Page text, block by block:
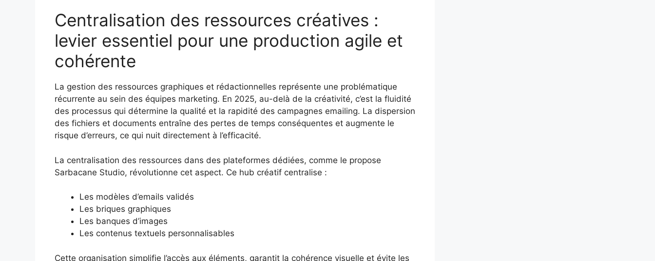
Centralisation des ressources créatives :
levier essentiel pour une production agile et
cohérente
La gestion des ressources graphiques et rédactionnelles représente une problématique
récurrente au sein des équipes marketing. En 2025, au-delà de la créativité, c’est la fluidité
des processus qui détermine la qualité et la rapidité des campagnes emailing. La dispersion
des fichiers et documents entraîne des pertes de temps conséquentes et augmente le
risque d’erreurs, ce qui nuit directement à l’efficacité.
La centralisation des ressources dans des plateformes dédiées, comme le propose
Sarbacane Studio, révolutionne cet aspect. Ce hub créatif centralise :
Les modèles d’emails validés
Les briques graphiques
Les banques d’images
Les contenus textuels personnalisables
Cette organisation simplifie l’accès aux éléments, garantit la cohérence visuelle et évite les